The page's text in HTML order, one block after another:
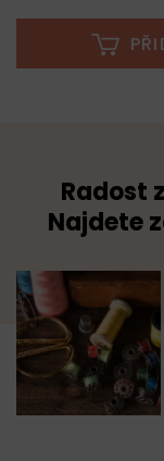
Radost
Najdete